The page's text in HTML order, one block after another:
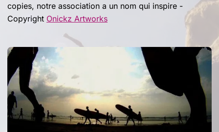
copies, notre association a un nom qui inspire -
Copyright Onickz Artworks